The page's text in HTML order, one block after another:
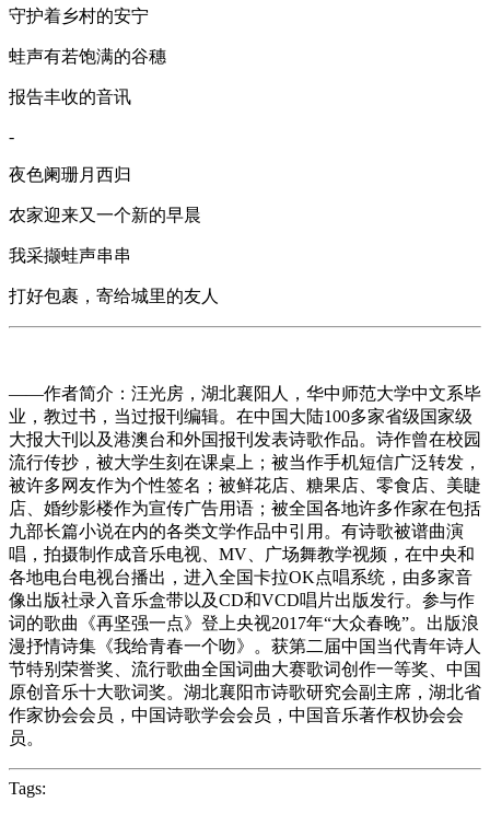
守护着乡村的安宁
蛙声有若饱满的谷穗
报告丰收的音讯
-
夜色阑珊月西归
农家迎来又一个新的早晨
我采撷蛙声串串
打好包裹，寄给城里的友人
——作者简介：汪光房，湖北襄阳人，华中师范大学中文系毕
业，教过书，当过报刊编辑。在中国大陆100多家省级国家级
大报大刊以及港澳台和外国报刊发表诗歌作品。诗作曾在校园
流行传抄，被大学生刻在课桌上；被当作手机短信广泛转发，
被许多网友作为个性签名；被鲜花店、糖果店、零食店、美睫
店、婚纱影楼作为宣传广告用语；被全国各地许多作家在包括
九部长篇小说在内的各类文学作品中引用。有诗歌被谱曲演
唱，拍摄制作成音乐电视、MV、广场舞教学视频，在中央和
各地电台电视台播出，进入全国卡拉OK点唱系统，由多家音
像出版社录入音乐盒带以及CD和VCD唱片出版发行。参与作
词的歌曲《再坚强一点》登上央视2017年“大众春晚”。出版浪
漫抒情诗集《我给青春一个吻》。获第二届中国当代青年诗人
节特别荣誉奖、流行歌曲全国词曲大赛歌词创作一等奖、中国
原创音乐十大歌词奖。湖北襄阳市诗歌研究会副主席，湖北省
作家协会会员，中国诗歌学会会员，中国音乐著作权协会会
员。
Tags: